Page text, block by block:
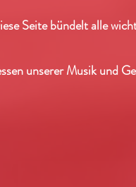
Seite bündelt alle
unserer Musik und